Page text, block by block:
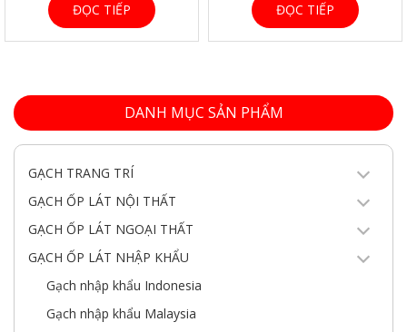
ĐỌC TIẾP ĐỌC TIẾP
DANH MỤC SẢN PHẨM
GẠCH TRANG TRÍ
GẠCH ỐP LÁT NỘI THẤT
GẠCH ỐP LÁT NGOẠI THẤT
GẠCH ỐP LÁT NHẬP KHẨU
Gạch nhập khẩu Indonesia
Gạch nhập khẩu Malaysia